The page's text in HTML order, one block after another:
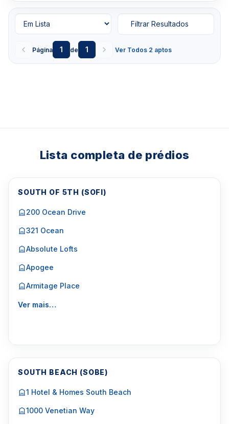
Página 1 de 1 Ver Todos 2 aptos
Filtrar Resultados
Lista completa de prédios
SOUTH OF 5TH (SOFI)
200 Ocean Drive
321 Ocean
Absolute Lofts
Apogee
Armitage Place
Ver mais…
SOUTH BEACH (SOBE)
1 Hotel & Homes South Beach
1000 Venetian Way